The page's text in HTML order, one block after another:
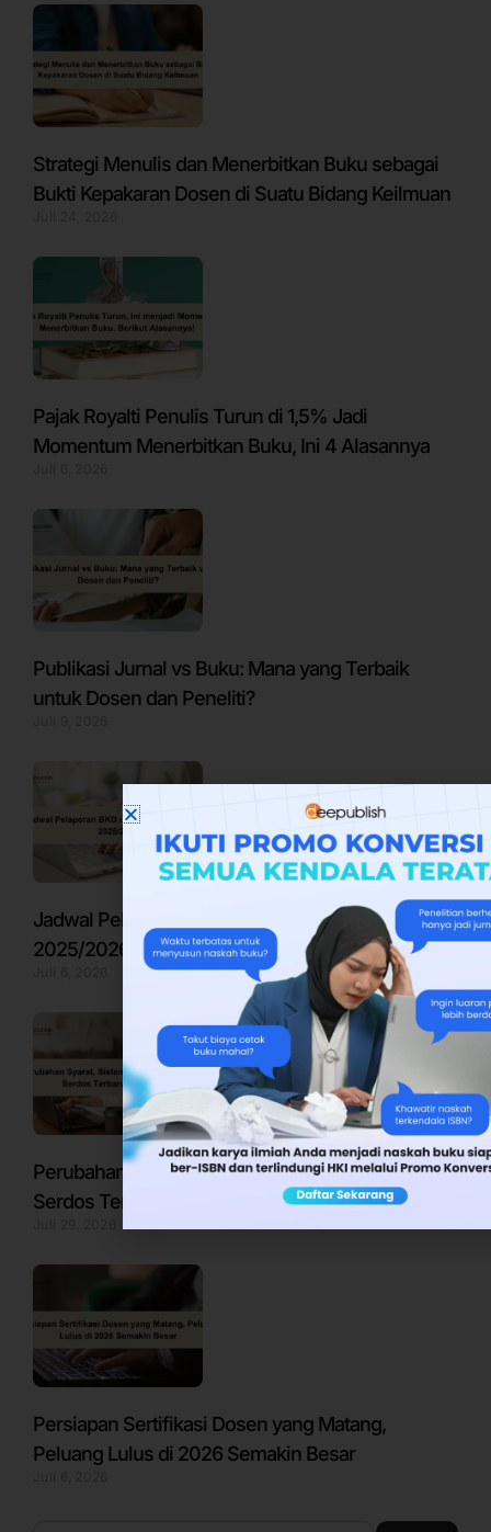
Strategi Menulis dan Menerbitkan Buku sebagai
Bukti Kepakaran Dosen di Suatu Bidang Keilmuan
Pajak Royalti Penulis Turun di 1,5% Jadi
Momentum Menerbitkan Buku, Ini 4 Alasannya
Publikasi Jurnal vs Buku: Mana yang Terbaik
untuk Dosen dan Peneliti?
Jadwal Pelaporan BKD untuk Semester Genap
2025/2026
Perubahan Syarat, Sistem Penilaian, dan Jadwal
Serdos Terbaru Tahun 2026
Persiapan Sertifikasi Dosen yang Matang,
Peluang Lulus di 2026 Semakin Besar